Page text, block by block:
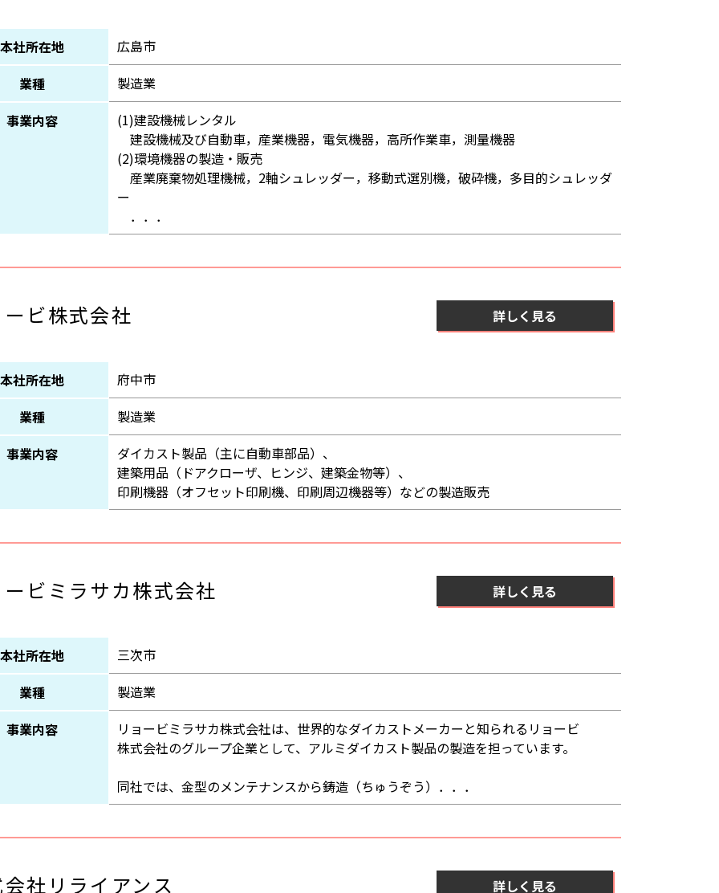
本社所在地
広島市
業種
製造業
事業内容
(1)建設機械レンタル
建設機械及び自動車，産業機器，電気機器，高所作業車，測量機器
(2)環境機器の製造・販売
産業廃棄物処理機械，2軸シュレッダー，移動式選別機，破砕機，多目的シュレッダ
ー
．．．
ビ株式会社 詳しく見る
本社所在地
府中市
業種
製造業
事業内容
ダイカスト製品（主に自動車部品）、
建築用品（ドアクローザ、ヒンジ、建築金物等）、
印刷機器（オフセット印刷機、印刷周辺機器等）などの製造販売
ビミラサカ株式会社 詳しく見る
本社所在地
三次市
業種
製造業
事業内容
リョービミラサカ株式会社は、世界的なダイカストメーカーと知られるリョービ
株式会社のグループ企業として、アルミダイカスト製品の製造を担っています。
同社では、金型のメンテナンスから鋳造（ちゅうぞう）．．．
社リライアンス 詳しく見る